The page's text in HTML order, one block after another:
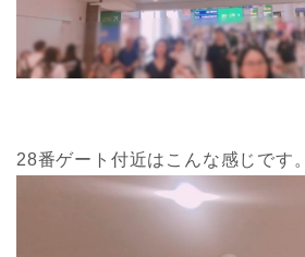
28番ゲート付近はこんな感じです。